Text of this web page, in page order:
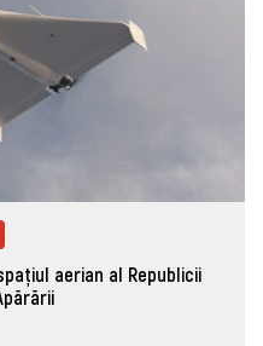
aerian al Republicii